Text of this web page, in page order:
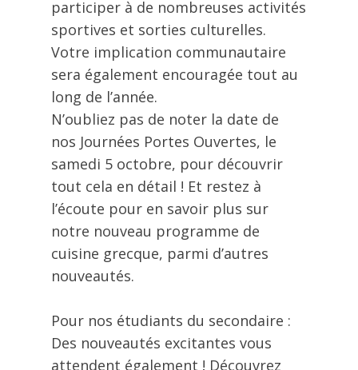
participer à de nombreuses activités
sportives et sorties culturelles.
Votre implication communautaire
sera également encouragée tout au
long de l’année.
N’oubliez pas de noter la date de
nos Journées Portes Ouvertes, le
samedi 5 octobre, pour découvrir
tout cela en détail ! Et restez à
l’écoute pour en savoir plus sur
notre nouveau programme de
cuisine grecque, parmi d’autres
nouveautés.
Pour nos étudiants du secondaire :
Des nouveautés excitantes vous
attendent également ! Découvrez